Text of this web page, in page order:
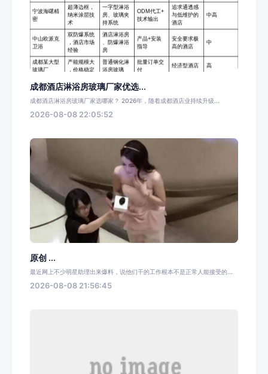
成都酒店淋浴房玻璃厂家优选...
成都酒店淋浴房玻璃厂家选哪家？ 2026年，随着成都酒店业持续升级...
2026-08-08 22:05:52
原创 ...
最近网上不少明星助理出来爆料，说他们干的工作根本不是正常人能接受的...
2026-08-08 21:56:45